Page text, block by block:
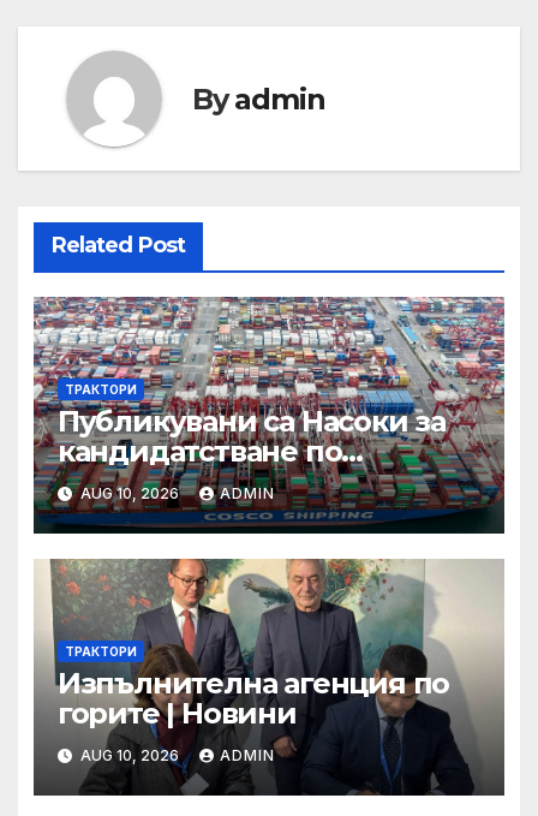
Byadmin
Related Post
ТРАКТОРИ
Публикувани са Насоки за
кандидатстване по
процедурата за техническа
помощ за ИТИ по
Приоритет 2 на ПРР 2021-
2027 г.
AUG 10, 2026 ADMIN
ТРАКТОРИ
Изпълнителна агенция по
горите | Новини
AUG 10, 2026 ADMIN